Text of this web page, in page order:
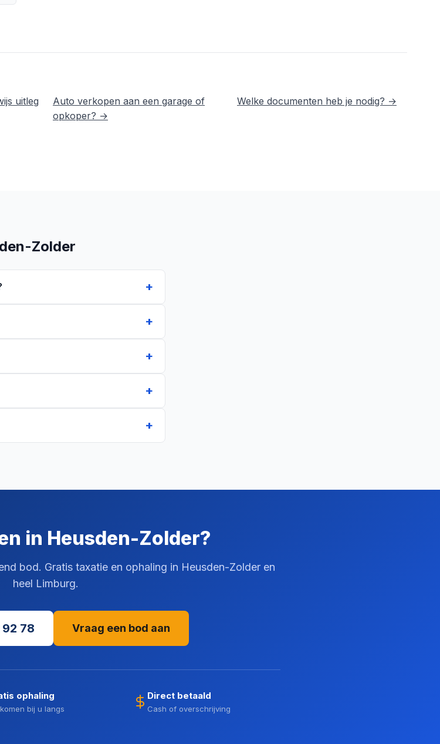
uitleg
Auto verkopen aan een garage of
opkoper? →
Welke documenten heb je nodig? →
Zolder
in Heusden-Zolder?
bod. Gratis taxatie en ophaling in Heusden-Zolder en
heel Limburg.
78 Vraag een bod aan
ophaling
bij u langs
Direct betaald
Cash of overschrijving